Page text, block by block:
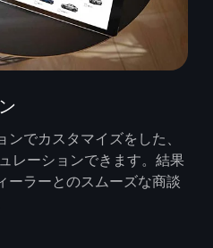
でカスタマイズをした、
レーションできます。結果
ーラーとのスムーズな商談